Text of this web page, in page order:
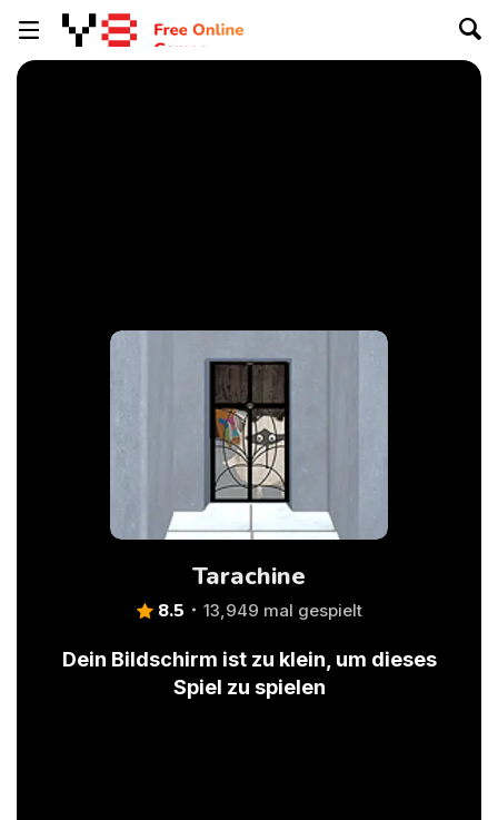
Tarachine
8.5 13,949 mal gespielt
Dein Bildschirm ist zu klein, um dieses
Spiel zu spielen